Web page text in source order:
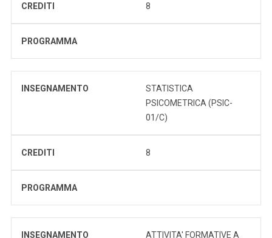
CREDITI 8
PROGRAMMA
INSEGNAMENTO
STATISTICA
PSICOMETRICA (PSIC-
01/C)
CREDITI 8
PROGRAMMA
INSEGNAMENTO
ATTIVITA' FORMATIVE A